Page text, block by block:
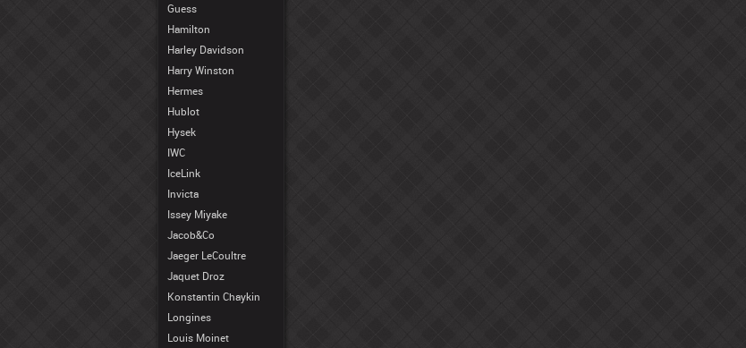
Guess
Hamilton
Harley Davidson
Harry Winston
Hermes
Hublot
Hysek
IWC
IceLink
Invicta
Issey Miyake
Jacob&Co
Jaeger LeCoultre
Jaquet Droz
Konstantin Chaykin
Longines
Louis Moinet